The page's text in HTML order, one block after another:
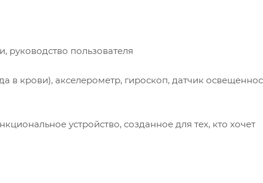
руководство пользователя
в крови), акселерометр, гироскоп, датчик
устройство, созданное для тех, кто хочет